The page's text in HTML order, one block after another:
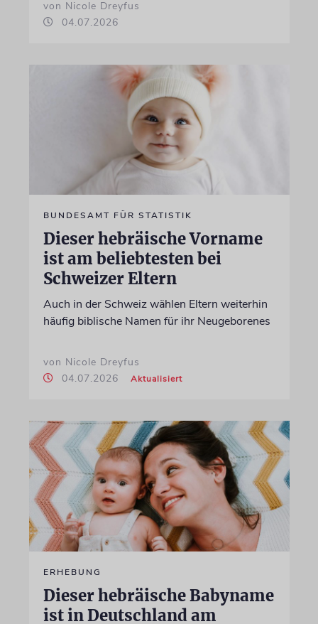
von Nicole Dreyfus
04.07.2026
BUNDESAMT FÜR STATISTIK
Dieser hebräische Vorname
ist am beliebtesten bei
Schweizer Eltern
Auch in der Schweiz wählen Eltern weiterhin
häufig biblische Namen für ihr Neugeborenes
von Nicole Dreyfus
04.07.2026
Aktualisiert
ERHEBUNG
Dieser hebräische Babyname
ist in Deutschland am